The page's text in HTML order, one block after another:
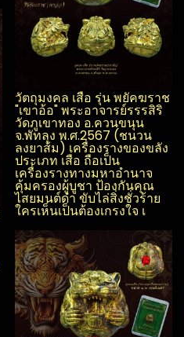
วัตถุมงคล เสือ รุ่น พยัคฆราช
"เขาอ้อ" พระอาจารย์รรร​สิริ​
วัดภูเขาทอง อ.ควนขนุน​
จ.พัทลุง​ พ.ศ.2567 (ชนวน
ลงยาส้ม) เครื่องรางของขลัง
ประเภท เสือ ถือเป็น
เครื่องรางทางมหาอำนาจ
คุ้มครองผู้บูชา ป้องกันคุณ
ไสย​มนต์ดำ ขับไล่สิ่งชั่วร้าย
ใครเห็นเป็นต้องเกรงใจ เ